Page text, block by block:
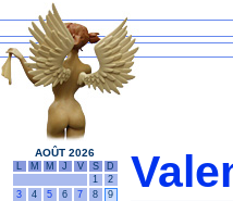
AOÛT 2026
L M M J V S
D
1
2
3
4 5 6 7 8
9